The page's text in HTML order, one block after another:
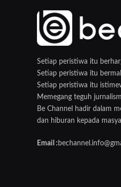
Setiap peristiwa itu
Setiap peristiwa itu
Setiap peristiwa itu
Memegang teguh
Be Channel hadir dalam
dan hiburan kepada
Email :